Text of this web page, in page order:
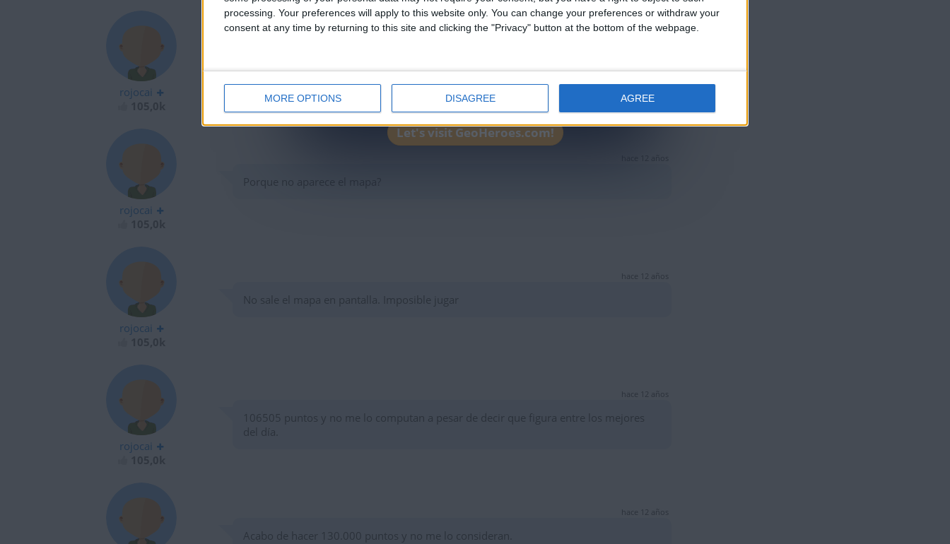
processing. Your preferences will apply to this website only. You can change your preferences or withdraw your
consent at any time by returning to this site and clicking the "Privacy" button at the bottom of the webpage.
MORE OPTIONS DISAGREE AGREE
rojocai
rojocai
Porque no aparece el mapa?
rojocai
hace 12 años
No sale el mapa en pantalla. Imposible jugar
rojocai
hace 12 años
106505 puntos y no me lo computan a pesar de decir que figura entre los mejores
del día.
hace 12 años
Acabo de hacer 130.000 puntos y no me lo consideran.
Let's visit GeoHeroes.com!